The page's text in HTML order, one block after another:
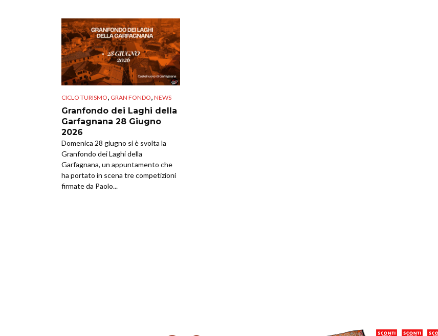
CICLO TURISMO GRAN FONDO NEWS
Granfondo dei Laghi della
Garfagnana 28 Giugno
2026
Domenica 28 giugno si è svolta la
Granfondo dei Laghi della
Garfagnana, un appuntamento che
ha portato in scena tre competizioni
firmate da Paolo...